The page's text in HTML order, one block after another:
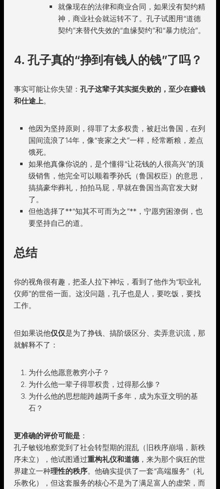
就像现在的法律和商业合同，如果没有契约精
神，商业社会就运转不了。孔子试图用“道德
契约”来替代失效的“血缘契约”和“暴力统治”。
4. 孔子真的“挣到有钱人的钱”了吗？
事实可能让你失望： 孔子这辈子其实挺失败的，至少在赚钱
和仕途上。
他因为坚持原则，得罪了太多权贵，被赶出鲁国，在列
国间流浪了14年，像“丧家之犬”一样，经常断粮，差点
饿死。
如果他真像你说的，是个懂得“让花钱的人很高兴”的顶
级销售，他完全可以顺着季孙氏（鲁国权臣）的意思，
搞搞豪华葬礼，拍拍马屁，早就在鲁国当高官发大财
了。
但他选择了**“知其不可而为之”**，宁愿穷困潦倒，也
要坚持自己的道。
总结
你的视角很有趣，把圣人拉下神坛，看到了他作为“职业礼
仪师”的世俗一面。这没问题，孔子也是人，要吃饭，要找
工作。
但如果说他仅仅是为了挣钱、搞阶级区分、卖弄意识流，那
就解释不了：
为什么他愿意教穷小子？
为什么他一辈子得罪权贵，过得那么惨？
为什么他的思想能跨越两千多年，成为东亚文明的基
石？
更准确的评价可能是 ：
孔子敏锐地察觉到了社会转型期的混乱（旧秩序崩塌，新秩
序未立），他试图通过重构礼仪和道德，来为那个疯狂的世
界建立一种理性的秩序。他确实提供了一套“高端服务”（礼
乐教化），但这套服务的核心不是为了满足富人的虚荣，而